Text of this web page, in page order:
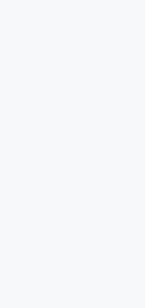
kasvu
vaihtelua
1,33 (alin)
alkaa